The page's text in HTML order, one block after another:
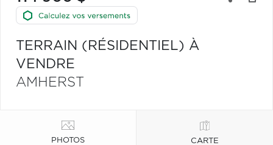
TERRAIN (RÉSIDENTIEL) À
VENDRE
AMHERST
PHOTOS CARTE